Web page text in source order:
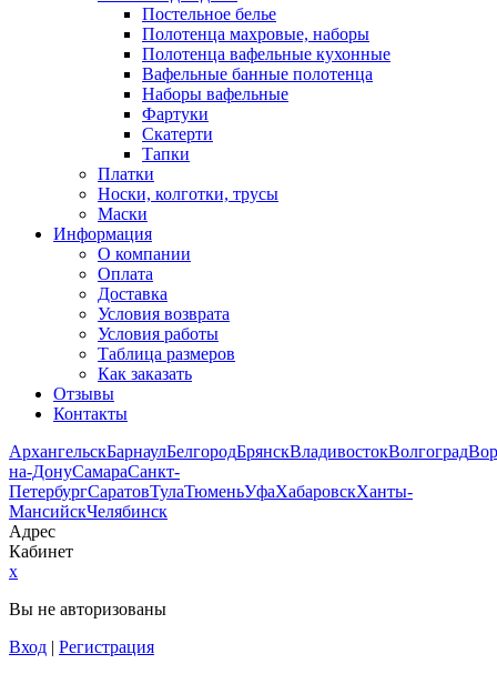
Постельное белье
Полотенца махровые, наборы
Полотенца вафельные кухонные
Вафельные банные полотенца
Наборы вафельные
Фартуки
Скатерти
Тапки
Платки
Носки, колготки, трусы
Маски
Информация
О компании
Оплата
Доставка
Условия возврата
Условия работы
Таблица размеров
Как заказать
Отзывы
Контакты
АрхангельскБарнаулБелгородБрянскВладивостокВолгоград
на-ДонуСамараСанкт-
ПетербургСаратовТулаТюменьУфаХабаровскХанты-
МансийскЧелябинск
Адрес
Кабинет
x
Вы не авторизованы
Вход | Регистрация